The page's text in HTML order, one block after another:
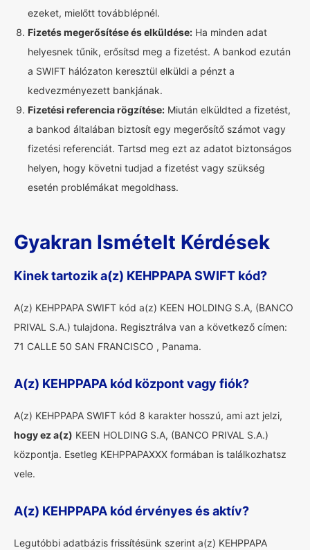
ezeket, mielőtt továbblépnél.
Fizetés megerősítése és elküldése: Ha minden adat
helyesnek tűnik, erősítsd meg a fizetést. A bankod ezután
a SWIFT hálózaton keresztül elküldi a pénzt a
kedvezményezett bankjának.
Fizetési referencia rögzítése: Miután elküldted a fizetést,
a bankod általában biztosít egy megerősítő számot vagy
fizetési referenciát. Tartsd meg ezt az adatot biztonságos
helyen, hogy követni tudjad a fizetést vagy szükség
esetén problémákat megoldhass.
Gyakran Ismételt Kérdések
Kinek tartozik a(z) KEHPPAPA SWIFT kód?
A(z) KEHPPAPA SWIFT kód a(z) KEEN HOLDING S.A, (BANCO
PRIVAL S.A.) tulajdona. Regisztrálva van a következő címen:
71 CALLE 50 SAN FRANCISCO , Panama.
A(z) KEHPPAPA kód központ vagy fiók?
A(z) KEHPPAPA SWIFT kód 8 karakter hosszú, ami azt jelzi,
hogy ez a(z) KEEN HOLDING S.A, (BANCO PRIVAL S.A.)
központja. Esetleg KEHPPAPAXXX formában is találkozhatsz
vele.
A(z) KEHPPAPA kód érvényes és aktív?
Legutóbbi adatbázis frissítésünk szerint a(z) KEHPPAPA